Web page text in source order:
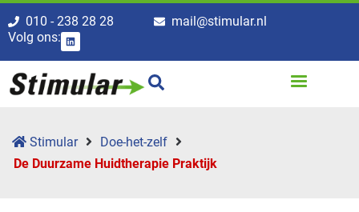
010 - 238 28 28
mail@stimular.nl
Volg ons:
Stimular
Doe-het-zelf
De Duurzame Huidtherapie Praktijk